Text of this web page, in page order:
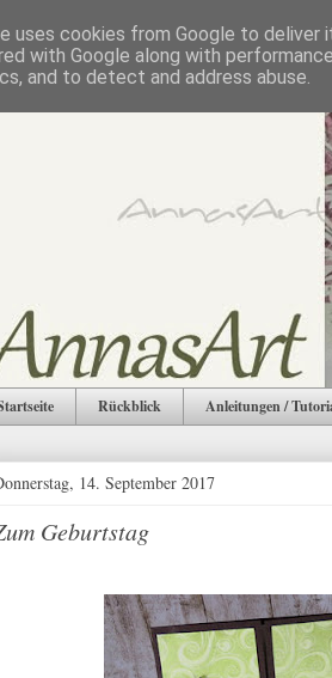
Rückblick Anleitungen /
14. September 2017
Geburtstag
uses cookies from Google to deliver
with Google along with
and to detect and address abuse.